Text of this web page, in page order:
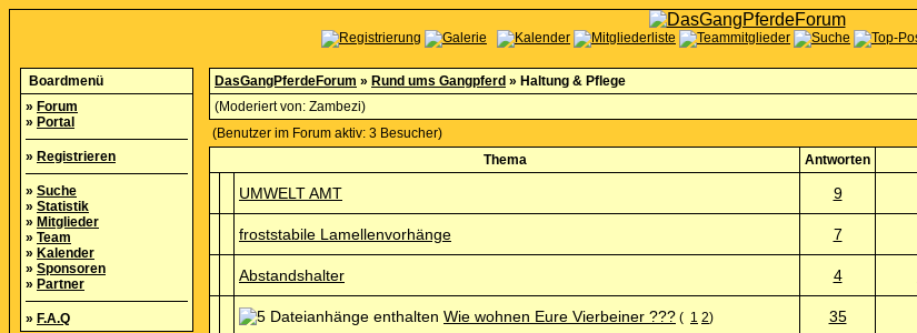
Boardmenü
» Forum
» Portal
» Registrieren
» Suche
» Statistik
» Mitglieder
» Team
» Kalender
» Sponsoren
» Partner
» F.A.Q
DasGangPferdeForum » Rund ums Gangpferd » Haltung & Pflege
(Moderiert von: Zambezi)
(Benutzer im Forum aktiv: 3 Besucher)
Thema
Antworten
UMWELT AMT 9
froststabile Lamellenvorhänge 7
Abstandshalter 4
Wie wohnen Eure Vierbeiner ??? ( 1 2) 35